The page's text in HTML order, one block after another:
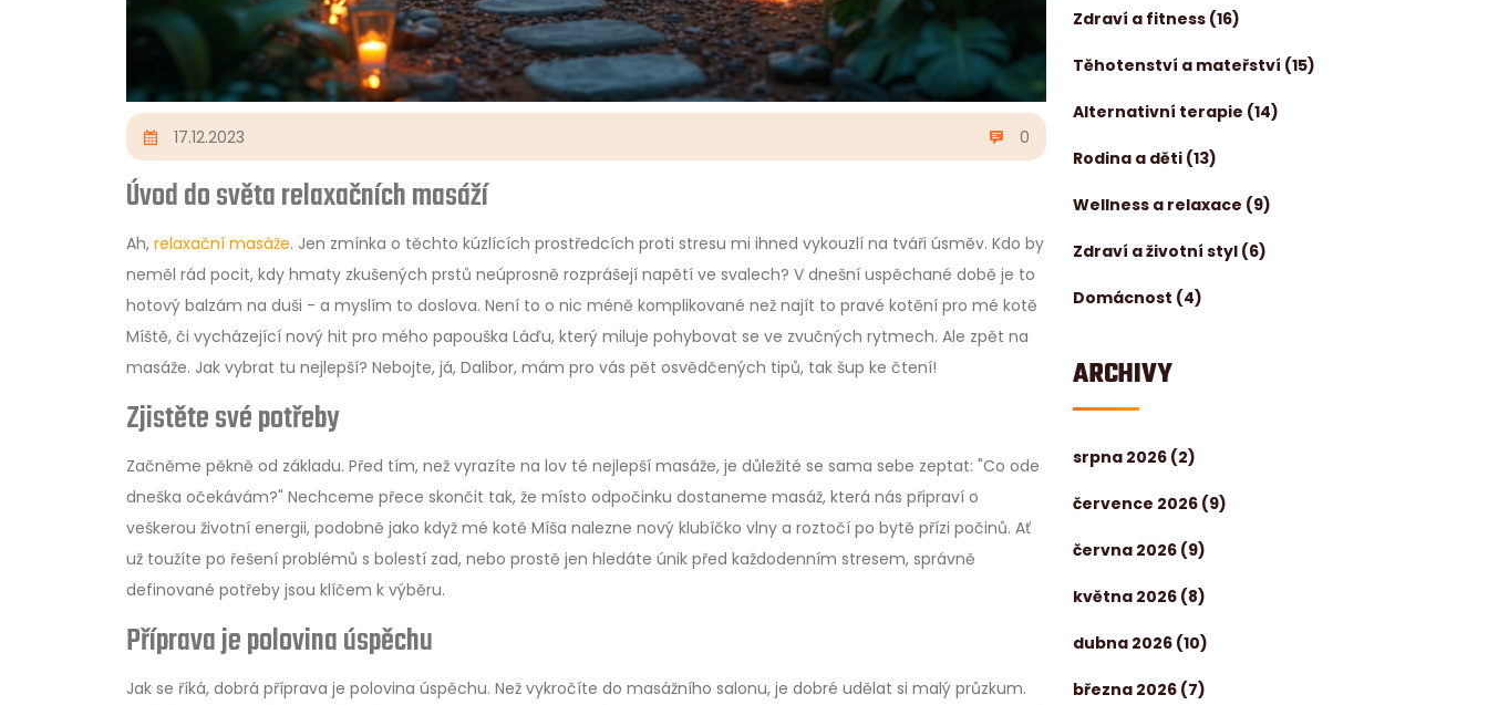
Zdraví a fitness (16)
Těhotenství a mateřství (15)
Alternativní terapie (14)
Rodina a děti (13)
Wellness a relaxace (9)
Zdraví a životní styl (6)
Domácnost (4)
ARCHIVY
srpna 2026 (2)
července 2026 (9)
června 2026 (9)
května 2026 (8)
dubna 2026 (10)
března 2026 (7)
17.12.2023 0
Úvod do světa relaxačních masáží
Ah, relaxační masáže. Jen zmínka o těchto kúzlících prostředcích proti stresu mi ihned vykouzlí na tváři úsměv. Kdo by
neměl rád pocit, kdy hmaty zkušených prstů neúprosně rozprášejí napětí ve svalech? V dnešní uspěchané době je to
hotový balzám na duši - a myslím to doslova. Není to o nic méně komplikované než najít to pravé kotění pro mé kotě
Míště, či vycházející nový hit pro mého papouška Láďu, který miluje pohybovat se ve zvučných rytmech. Ale zpět na
masáže. Jak vybrat tu nejlepší? Nebojte, já, Dalibor, mám pro vás pět osvědčených tipů, tak šup ke čtení!
Zjistěte své potřeby
Začněme pěkně od základu. Před tím, než vyrazíte na lov té nejlepší masáže, je důležité se sama sebe zeptat: "Co ode
dneška očekávám?" Nechceme přece skončit tak, že místo odpočinku dostaneme masáž, která nás připraví o
veškerou životní energii, podobně jako když mé kotě Míša nalezne nový klubíčko vlny a roztočí po bytě přízi počinů. Ať
už toužíte po řešení problémů s bolestí zad, nebo prostě jen hledáte únik před každodenním stresem, správně
definované potřeby jsou klíčem k výběru.
Příprava je polovina úspěchu
Jak se říká, dobrá příprava je polovina úspěchu. Než vykročíte do masážního salonu, je dobré udělat si malý průzkum.